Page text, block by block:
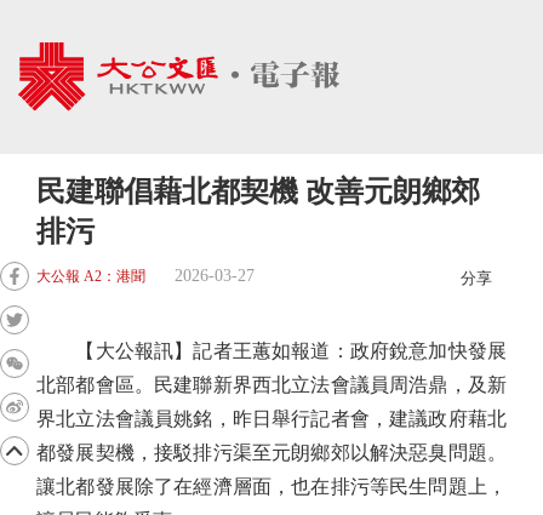
民建聯倡藉北都契機 改善元朗鄉郊
排污
大公報 A2：港聞 2026-03-27 分享
【大公報訊】記者王蕙如報道：政府銳意加快發展
北部都會區。民建聯新界西北立法會議員周浩鼎，及新
界北立法會議員姚銘，昨日舉行記者會，建議政府藉北
都發展契機，接駁排污渠至元朗鄉郊以解決惡臭問題。
讓北都發展除了在經濟層面，也在排污等民生問題上，